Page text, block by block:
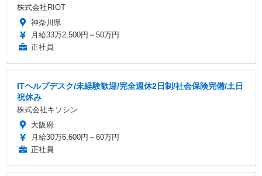
株式会社RIOT
神奈川県
月給33万2,500円～50万円
正社員
ITヘルプデスク/未経験歓迎/完全週休2日制/社会保険完備/土日
祝休み
株式会社キソシン
大阪府
月給30万6,600円～60万円
正社員